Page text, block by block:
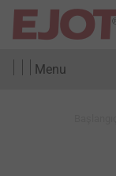
Menu